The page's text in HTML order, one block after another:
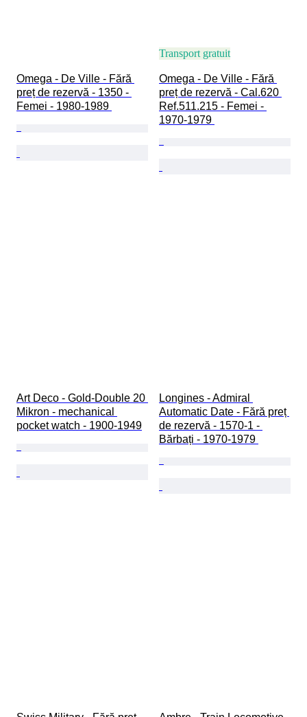
Omega - De Ville - Fără
preț de rezervă - 1350 -
Femei - 1980-1989
Transport gratuit
Omega - De Ville - Fără
preț de rezervă - Cal.620
Ref.511.215 - Femei -
1970-1979
Art Deco - Gold-Double 20
Mikron - mechanical
pocket watch - 1900-1949
Longines - Admiral
Automatic Date - Fără preț
de rezervă - 1570-1 -
Bărbați - 1970-1979